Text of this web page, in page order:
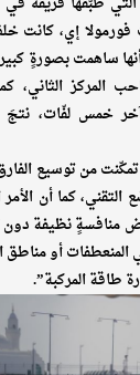
إي، كانت
أنها ساهمت بصورةٍ
المركز الثاني،
خمس لفّات، نتجَ
من توسيع
كما أن
نظيفة دون
المنعطفات أو
طاقة المركبة”.